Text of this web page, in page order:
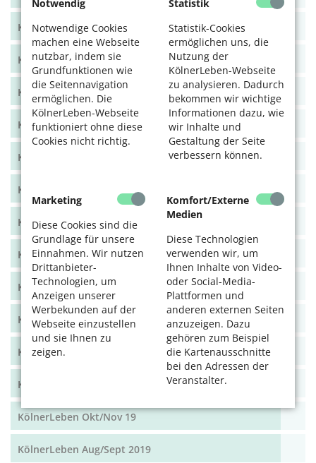
Notwendig
Notwendige Cookies
machen eine Webseite
nutzbar, indem sie
Grundfunktionen wie
die Seitennavigation
ermöglichen. Die
KölnerLeben-Webseite
funktioniert ohne diese
Cookies nicht richtig.
Statistik
Statistik-Cookies
ermöglichen uns, die
Nutzung der
KölnerLeben-Webseite
zu analysieren. Dadurch
bekommen wir wichtige
Informationen dazu, wie
wir Inhalte und
Gestaltung der Seite
verbessern können.
Marketing
Diese Cookies sind die
Grundlage für unsere
Einnahmen. Wir nutzen
Drittanbieter-
Technologien, um
Anzeigen unserer
Werbekunden auf der
Webseite einzustellen
und sie Ihnen zu
zeigen.
Komfort/Externe
Medien
Diese Technologien
verwenden wir, um
Ihnen Inhalte von Video-
oder Social-Media-
Plattformen und
anderen externen Seiten
anzuzeigen. Dazu
gehören zum Beispiel
die Kartenausschnitte
bei den Adressen der
Veranstalter.
KölnerLeben Okt/Nov 2021
KölnerLeben Aug/Sept 2021
KölnerLeben Juni/Juli 2021
KölnerLeben April/Mai 2021
KölnerLeben Feb/März 2021
KölnerLeben Dez 20/Jan 21
KölnerLeben Okt/Nov 2020
KölnerLeben Aug/Sept 2020
KölnerLeben Juni/Juli 2020
KölnerLeben April/Mai 2020
KölnerLeben Feb/März 2020
KölnerLeben Dez 19/Jan 20
KölnerLeben Okt/Nov 19
KölnerLeben Aug/Sept 2019